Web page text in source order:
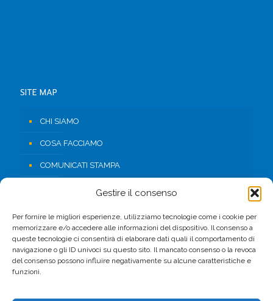
Gestire il consenso
Per fornire le migliori esperienze, utilizziamo tecnologie come i cookie per
memorizzare e/o accedere alle informazioni del dispositivo. Il consenso a
queste tecnologie ci consentirà di elaborare dati quali il comportamento di
navigazione o gli ID univoci su questo sito. Il mancato consenso o la revoca
del consenso possono influire negativamente su alcune caratteristiche e
funzioni.
SITE MAP
CHI SIAMO
COSA FACCIAMO
COMUNICATI STAMPA
AREA RISERVATA
FACEBOOK